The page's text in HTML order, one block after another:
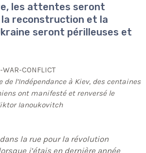
les attentes seront
la reconstruction et la
seront périlleuses et
de l’Indépendance à Kiev, des centaines
ont manifesté et renversé le
Ianoukovitch
dans la rue pour la révolution
j’étais en dernière année